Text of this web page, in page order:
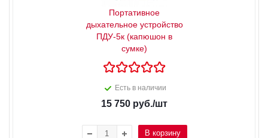
Портативное
дыхательное устройство
ПДУ-5к (капюшон в
сумке)
Есть в наличии
15 750 руб./шт
В корзину